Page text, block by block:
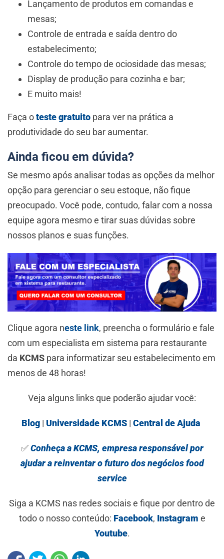
Lançamento de produtos em comandas e
mesas;
Controle de entrada e saída dentro do
estabelecimento;
Controle do tempo de ociosidade das mesas;
Display de produção para cozinha e bar;
E muito mais!
Faça oteste gratuito para ver na prática a
produtividade do seu bar aumentar.
Ainda ficou em dúvida?
Se mesmo após analisar todas as opções da melhor
opção para gerenciar o seu estoque, não fique
preocupado. Você pode, contudo, falar com a nossa
equipe agora mesmo e tirar suas dúvidas sobre
nossos planos e suas funções.
Clique agora neste link, preencha o formulário e fale
com um especialista em sistema para restaurante
da KCMS para informatizar seu estabelecimento em
menos de 48 horas!
Veja alguns links que poderão ajudar você:
Blog | Universidade KCMS | Central de Ajuda
✅Conheça a KCMS, empresa responsável por
ajudar a reinventar o futuro dos negócios food
service
Siga a KCMS nas redes sociais e fique por dentro de
todo o nosso conteúdo: Facebook, Instagram e
Youtube.